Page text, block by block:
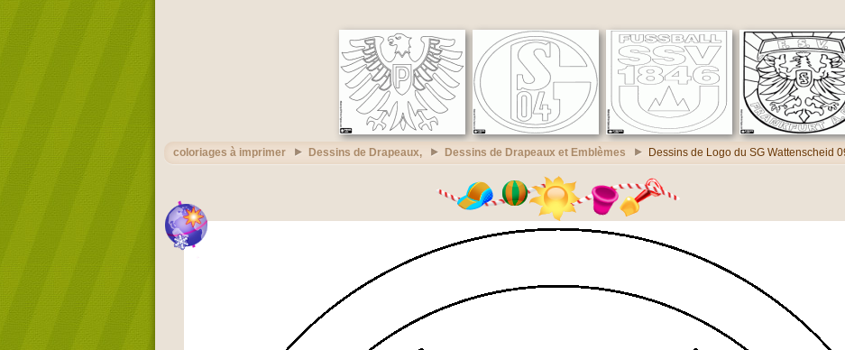
coloriages à imprimer Dessins de Drapeaux, Dessins de Drapeaux et Emblèmes Dessins de Logo du SG Wattenscheid